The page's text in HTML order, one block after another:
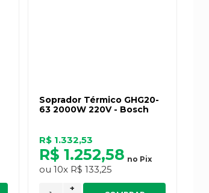
Soprador Térmico GHG20-
63 2000W 220V - Bosch
R$ 1.332,53
R$ 1.252,58 no Pix
ou 10x R$ 133,25
+